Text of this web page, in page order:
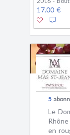
17.00 €
5
Le
en